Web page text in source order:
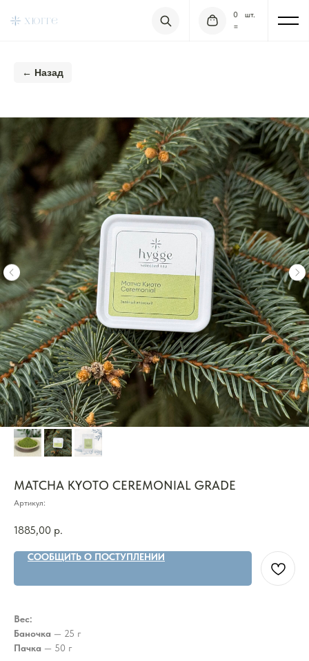
0
=
шт.
← Назад
MATCHA KYOTO CEREMONIAL GRADE
Артикул:
1885,00 р.
СООБЩИТЬ О ПОСТУПЛЕНИИ
Вес:
Баночка — 25 г
Пачка — 50 г